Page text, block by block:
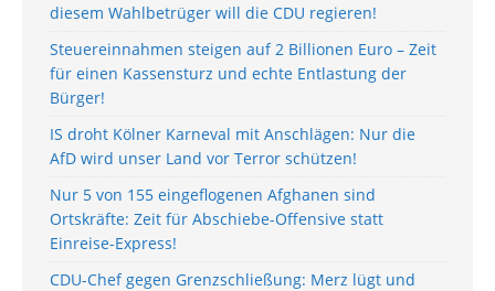
diesem Wahlbetrüger will die CDU regieren!
Steuereinnahmen steigen auf 2 Billionen Euro – Zeit
für einen Kassensturz und echte Entlastung der
Bürger!
IS droht Kölner Karneval mit Anschlägen: Nur die
AfD wird unser Land vor Terror schützen!
Nur 5 von 155 eingeflogenen Afghanen sind
Ortskräfte: Zeit für Abschiebe-Offensive statt
Einreise-Express!
CDU-Chef gegen Grenzschließung: Merz lügt und